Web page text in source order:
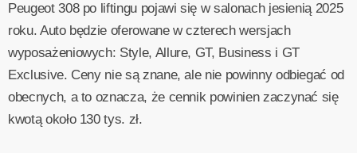
Peugeot 308 po liftingu pojawi się w salonach jesienią 2025
roku. Auto będzie oferowane w czterech wersjach
wyposażeniowych: Style, Allure, GT, Business i GT
Exclusive. Ceny nie są znane, ale nie powinny odbiegać od
obecnych, a to oznacza, że cennik powinien zaczynać się
kwotą około 130 tys. zł.